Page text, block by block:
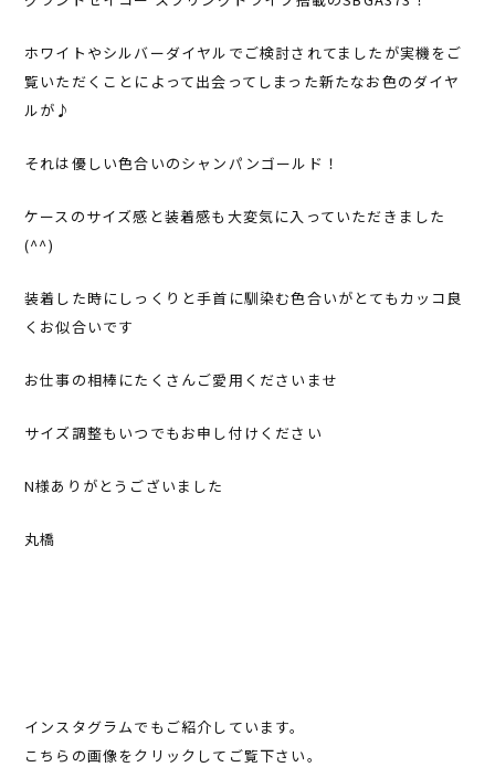
ホワイトやシルバーダイヤルでご検討されてましたが実機をご
覧いただくことによって出会ってしまった新たなお色のダイヤ
ルが♪
それは優しい色合いのシャンパンゴールド！
ケースのサイズ感と装着感も大変気に入っていただきました
(^^)
装着した時にしっくりと手首に馴染む色合いがとてもカッコ良
くお似合いです
お仕事の相棒にたくさんご愛用くださいませ
サイズ調整もいつでもお申し付けください
N様ありがとうございました
丸橋
インスタグラムでもご紹介しています。
こちらの画像をクリックしてご覧下さい。